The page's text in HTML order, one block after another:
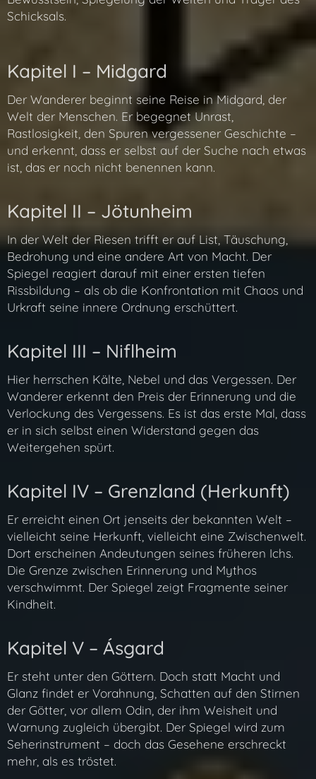
Schicksals.
Kapitel I – Midgard
Der Wanderer beginnt seine Reise in Midgard, der
Welt der Menschen. Er begegnet Unrast,
Rastlosigkeit, den Spuren vergessener Geschichte –
und erkennt, dass er selbst auf der Suche nach etwas
ist, das er noch nicht benennen kann.
Kapitel II – Jötunheim
In der Welt der Riesen trifft er auf List, Täuschung,
Bedrohung und eine andere Art von Macht. Der
Spiegel reagiert darauf mit einer ersten tiefen
Rissbildung – als ob die Konfrontation mit Chaos und
Urkraft seine innere Ordnung erschüttert.
Kapitel III – Niflheim
Hier herrschen Kälte, Nebel und das Vergessen. Der
Wanderer erkennt den Preis der Erinnerung und die
Verlockung des Vergessens. Es ist das erste Mal, dass
er in sich selbst einen Widerstand gegen das
Weitergehen spürt.
Kapitel IV – Grenzland (Herkunft)
Er erreicht einen Ort jenseits der bekannten Welt –
vielleicht seine Herkunft, vielleicht eine Zwischenwelt.
Dort erscheinen Andeutungen seines früheren Ichs.
Die Grenze zwischen Erinnerung und Mythos
verschwimmt. Der Spiegel zeigt Fragmente seiner
Kindheit.
Kapitel V – Ásgard
Er steht unter den Göttern. Doch statt Macht und
Glanz findet er Vorahnung, Schatten auf den Stirnen
der Götter, vor allem Odin, der ihm Weisheit und
Warnung zugleich übergibt. Der Spiegel wird zum
Seherinstrument – doch das Gesehene erschreckt
mehr, als es tröstet.